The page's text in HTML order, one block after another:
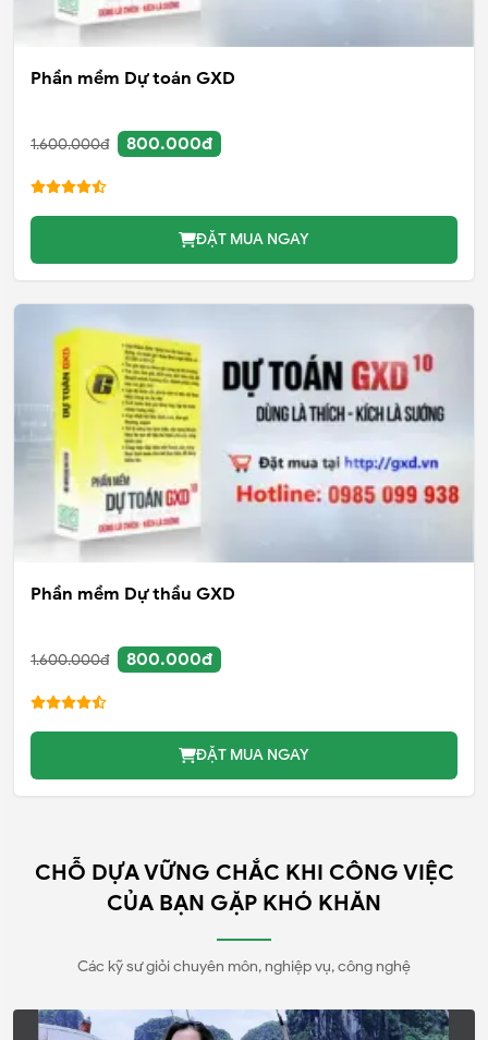
Phần mềm Dự toán GXD
1.600.000đ 800.000đ
ĐẶT MUA NGAY
Phần mềm Dự thầu GXD
1.600.000đ 800.000đ
ĐẶT MUA NGAY
CHỖ DỰA VỮNG CHẮC KHI CÔNG VIỆC
CỦA BẠN GẶP KHÓ KHĂN
Các kỹ sư giỏi chuyên môn, nghiệp vụ, công nghệ